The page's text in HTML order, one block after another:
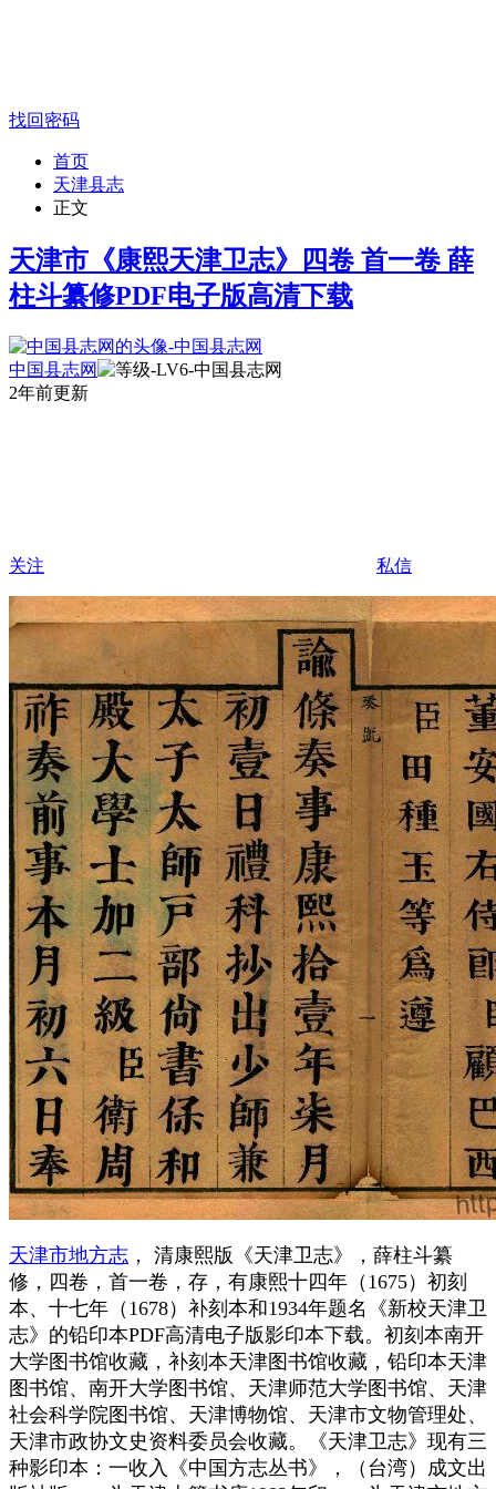
找回密码
首页
天津县志
正文
天津市《康熙天津卫志》四卷 首一卷 薛
柱斗纂修PDF电子版高清下载
中国县志网
2年前更新
关注 私信
天津市地方志 ， 清康熙版《天津卫志》，薛柱斗纂
修，四卷，首一卷，存，有康熙十四年（1675）初刻
本、十七年（1678）补刻本和1934年题名《新校天津卫
志》的铅印本PDF高清电子版影印本下载。初刻本南开
大学图书馆收藏，补刻本天津图书馆收藏，铅印本天津
图书馆、南开大学图书馆、天津师范大学图书馆、天津
社会科学院图书馆、天津博物馆、天津市文物管理处、
天津市政协文史资料委员会收藏。《天津卫志》现有三
种影印本：一收入《中国方志丛书》，（台湾）成文出